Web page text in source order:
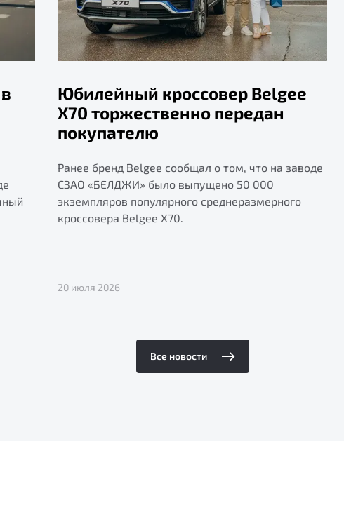
Юбилейный кроссовер Belgee
X70 торжественно передан
покупателю
Ранее бренд Belgee сообщал о том, что на заводе
СЗАО «БЕЛДЖИ» было выпущено 50 000
экземпляров популярного среднеразмерного
кроссовера Belgee X70.
20 июля 2026
Все новости